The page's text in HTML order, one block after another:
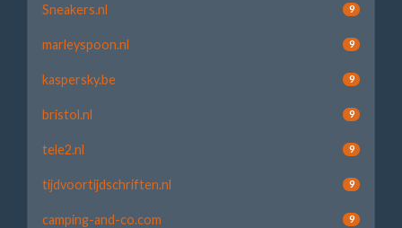
Sneakers.nl 9
marleyspoon.nl 9
kaspersky.be 9
bristol.nl 9
tele2.nl 9
tijdvoortijdschriften.nl 9
camping-and-co.com 9